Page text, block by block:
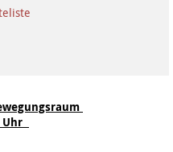
Lau-Hof
Kilian-Weg /
Straße
Feld “Deisterspatzen”
/ Familienzentrum
Lau-Hof
Uhr